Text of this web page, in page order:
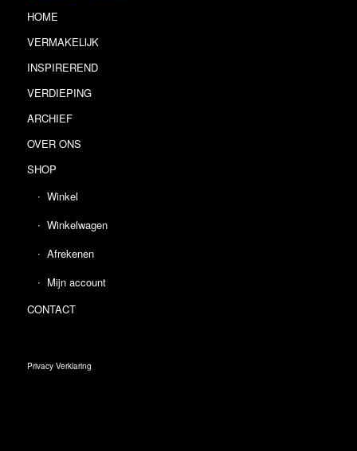
HOME
VERMAKELIJK
INSPIREREND
VERDIEPING
ARCHIEF
OVER ONS
SHOP
Winkel
Winkelwagen
Afrekenen
Mijn account
CONTACT
Privacy Verklaring